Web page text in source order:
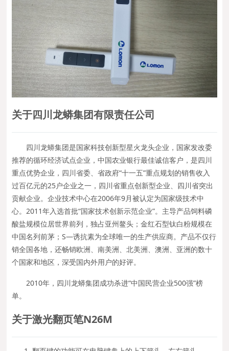
关于四川龙蟒集团有限责任公司
四川龙蟒集团是国家科技创新型星火龙头企业，国家发改委
推荐的循环经济试点企业，中国农业银行最佳诚信客户，是四川
重点优势企业，四川省委、省政府“十一五”重点规划的销售收入
过百亿元的25户企业之一，四川省重点创新型企业、四川省突出
贡献企业。企业技术中心在2006年9月被认定为国家级技术中
心。2011年入选首批“国家技术创新示范企业”。主导产品饲料磷
酸盐规模位居世界前列，独占亚州鳌头；金红石型钛白粉规模在
中国名列前茅；S—诱抗素为全球唯一的生产供应商。产品不仅行
销全国各地，还畅销欧洲、南美洲、北美洲、澳洲、亚洲的数十
个国家和地区，深受国内外用户的好评。
2010年，四川龙蟒集团成功杀进“中国民营企业500强”榜
单。
关于激光翻页笔N26M